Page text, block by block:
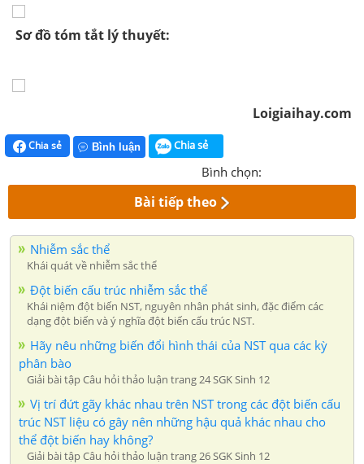
Sơ đồ tóm tắt lý thuyết:
Loigiaihay.com
Chia sẻ Bình luận Chia sẻ
Bình chọn:
Bài tiếp theo
Nhiễm sắc thể
Khái quát về nhiễm sắc thể
Đột biến cấu trúc nhiễm sắc thể
Khái niệm đột biến NST, nguyên nhân phát sinh, đặc điểm các
dạng đột biến và ý nghĩa đột biến cấu trúc NST.
Hãy nêu những biến đổi hình thái của NST qua các kỳ
phân bào
Giải bài tập Câu hỏi thảo luận trang 24 SGK Sinh 12
Vị trí đứt gãy khác nhau trên NST trong các đột biến cấu
trúc NST liệu có gây nên những hậu quả khác nhau cho
thể đột biến hay không?
Giải bài tập Câu hỏi thảo luận trang 26 SGK Sinh 12